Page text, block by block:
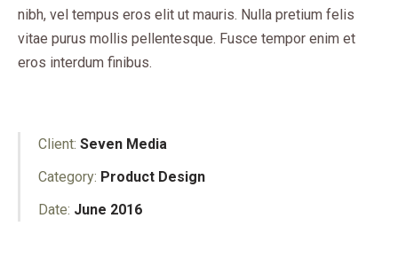
nibh, vel tempus eros elit ut mauris. Nulla pretium felis
vitae purus mollis pellentesque. Fusce tempor enim et
eros interdum finibus.
Client: Seven Media
Category: Product Design
Date: June 2016